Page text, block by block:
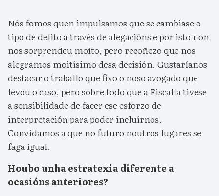
Nós fomos quen impulsamos que se cambiase o
tipo de delito a través de alegacións e por isto non
nos sorprendeu moito, pero recoñezo que nos
alegramos moitísimo desa decisión. Gustaríanos
destacar o traballo que fixo o noso avogado que
levou o caso, pero sobre todo que a Fiscalía tivese
a sensibilidade de facer ese esforzo de
interpretación para poder incluírnos.
Convidamos a que no futuro noutros lugares se
faga igual.
Houbo unha estratexia diferente a
ocasións anteriores?